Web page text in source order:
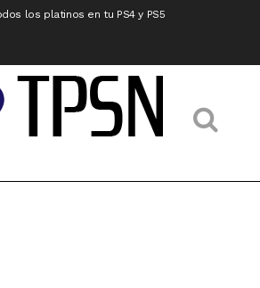
los platinos en tu PS4 y PS5